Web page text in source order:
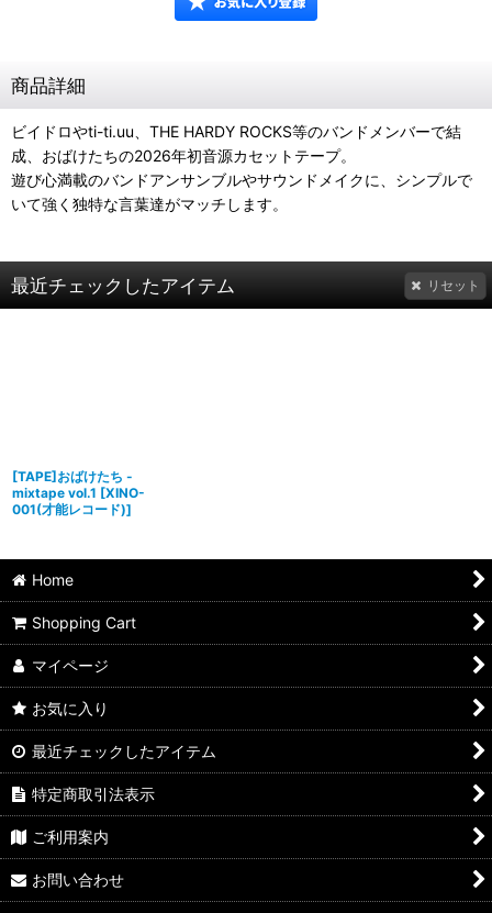
商品詳細
ビイドロやti-ti.uu、THE HARDY ROCKS等のバンドメンバーで結
成、おばけたちの2026年初音源カセットテープ。
遊び心満載のバンドアンサンブルやサウンドメイクに、シンプルで
いて強く独特な言葉達がマッチします。
最近チェックしたアイテム リセット
[TAPE]おばけたち -
mixtape vol.1 [XINO-
001(才能レコード)]
Home
Shopping Cart
マイページ
お気に入り
最近チェックしたアイテム
特定商取引法表示
ご利用案内
お問い合わせ